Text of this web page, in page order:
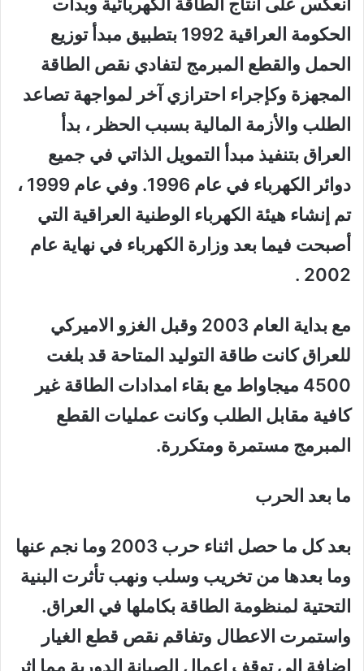
انعكس على انتاج الطاقة الكهربائية وبدأت
الحكومة العراقية 1992 بتطبيق مبدأ توزيع
الحمل والقطع المبرمج لتفادي نقص الطاقة
المجهزة وكإجراء احترازي آخر لمواجهة تصاعد
الطلب والأزمة المالية بسبب الحظر ، بدأ
العراق بتنفيذ مبدأ التمويل الذاتي في جميع
دوائر الكهرباء في عام 1996. وفي عام 1999 ،
تم إنشاء هيئة الكهرباء الوطنية العراقية التي
أصبحت فيما بعد وزارة الكهرباء في نهاية عام
2002 .
مع بداية العام 2003 وقبل الغزو الاميركي
للعراق كانت طاقة التوليد المتاحة قد بلغت
4500 ميجاواط
مع بقاء امدادات الطاقة غير
كافية مقابل الطلب وكانت عمليات القطع
المبرمج مستمرة ومتكررة.
ما بعد الحرب
بعد كل ما حصل اثناء حرب 2003 وما نجم عنها
وما بعدها من تخريب وسلب ونهب تأثرت البنية
التحتية لمنظومة الطاقة بكاملها في العراق.
واستمرت الاعطال وتفاقم نقص قطع الغيار
اضافة الى توقف اعمال الصيانة الدورية مما اثر